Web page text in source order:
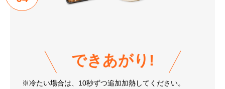
できあがり!
※冷たい場合は、10秒ずつ追加加熱してください。